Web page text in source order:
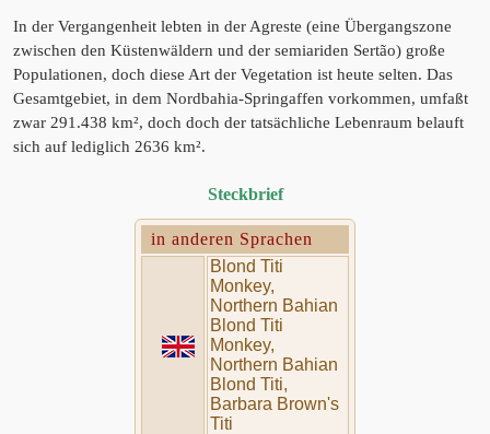
In der Vergangenheit lebten in der Agreste (eine Übergangszone
zwischen den Küstenwäldern und der semiariden Sertão) große
Populationen, doch diese Art der Vegetation ist heute selten. Das
Gesamtgebiet, in dem Nordbahia-Springaffen vorkommen, umfaßt
zwar 291.438 km², doch doch der tatsächliche Lebenraum belauft
sich auf lediglich 2636 km².
Steckbrief
in anderen Sprachen
Blond Titi
Monkey,
Northern Bahian
Blond Titi
Monkey,
Northern Bahian
Blond Titi,
Barbara Brown's
Titi